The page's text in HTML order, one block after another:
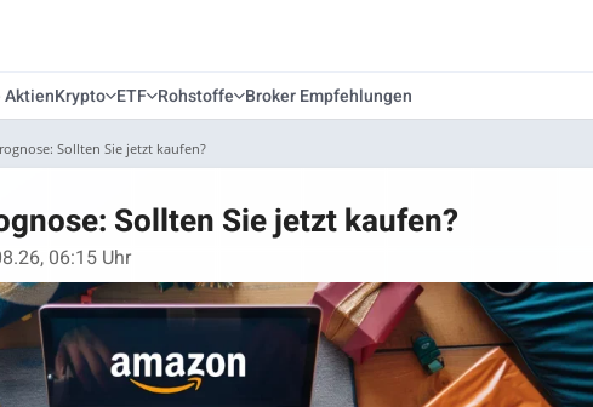
Krypto ETF Rohstoffe Broker Empfehlungen
Sollten Sie jetzt kaufen?
Sollten Sie jetzt kaufen?
06:15 Uhr